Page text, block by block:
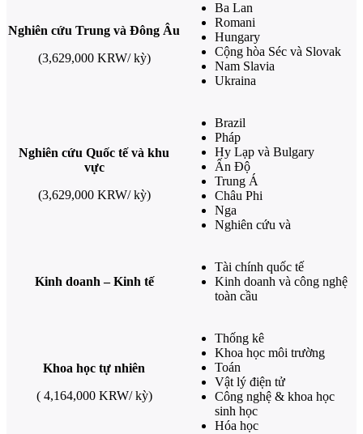
Nghiên cứu Trung và Đông Âu
(3,629,000 KRW/ kỳ)
Ba Lan
Romani
Hungary
Cộng hòa Séc và Slovak
Nam Slavia
Ukraina
Nghiên cứu Quốc tế và khu
vực
(3,629,000 KRW/ kỳ)
Brazil
Pháp
Hy Lạp và Bulgary
Ấn Độ
Trung Á
Châu Phi
Nga
Nghiên cứu và
Kinh doanh – Kinh tế
Tài chính quốc tế
Kinh doanh và công nghệ
toàn cầu
Khoa học tự nhiên
( 4,164,000 KRW/ kỳ)
Thống kê
Khoa học môi trường
Toán
Vật lý điện tử
Công nghệ & khoa học
sinh học
Hóa học